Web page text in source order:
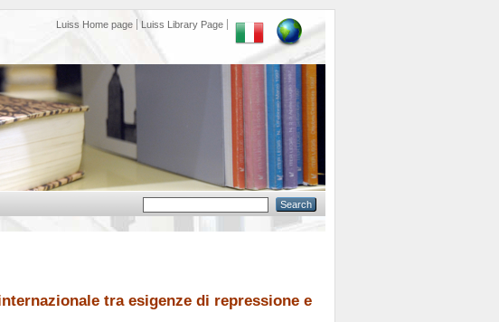
Luiss Home page Luiss Library Page
tra esigenze di repressione e